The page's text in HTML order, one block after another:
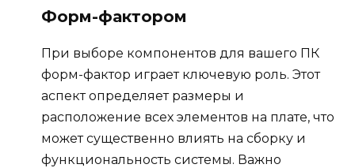
Форм-фактором
При выборе компонентов для вашего ПК
форм-фактор играет ключевую роль. Этот
аспект определяет размеры и
расположение всех элементов на плате, что
может существенно влиять на сборку и
функциональность системы. Важно